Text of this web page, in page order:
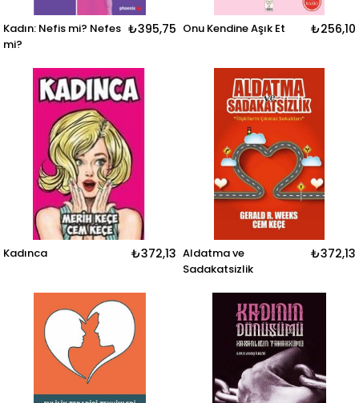
Kadın: Nefis mi? Nefes
mi?
₺395,75 Onu Kendine Aşık Et ₺256,10
Kadınca ₺372,13 Aldatma ve
Sadakatsizlik
₺372,13